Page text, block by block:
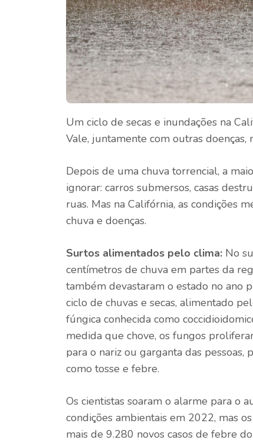
Um ciclo de secas e inundações na
Vale, juntamente com outras doenças,
Depois de uma chuva torrencial, a
ignorar: carros submersos, casas
ruas. Mas na Califórnia, as condições
chuva e doenças.
Surtos alimentados pelo clima: No
centímetros de chuva em partes da
também devastaram o estado no ano
ciclo de chuvas e secas, alimentado
fúngica conhecida como
medida que chove, os fungos
para o nariz ou garganta das
como tosse e febre.
Os cientistas soaram o alarme para o
condições ambientais em 2022, mas
mais de 9.280 novos casos de febre